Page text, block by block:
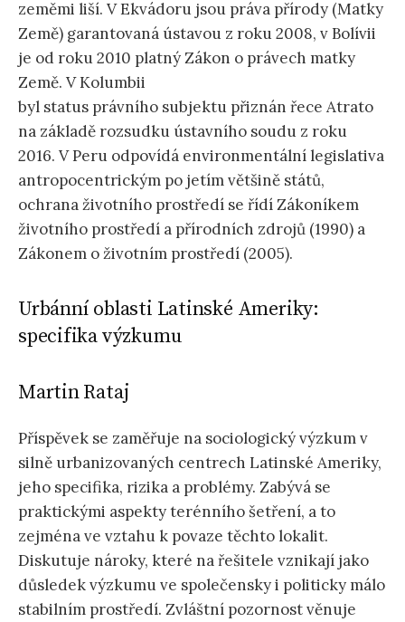
zeměmi liší. V Ekvádoru jsou práva přírody (Matky
Země) garantovaná ústavou z roku 2008, v Bolívii
je od roku 2010 platný Zákon o právech matky
Země. V Kolumbii
byl status právního subjektu přiznán řece Atrato
na základě rozsudku ústavního soudu z roku
2016. V Peru odpovídá environmentální legislativa
antropocentrickým po jetím většině států,
ochrana životního prostředí se řídí Zákoníkem
životního prostředí a přírodních zdrojů (1990) a
Zákonem o životním prostředí (2005).
Urbánní oblasti Latinské Ameriky:
specifika výzkumu
Martin Rataj
Příspěvek se zaměřuje na sociologický výzkum v
silně urbanizovaných centrech Latinské Ameriky,
jeho specifika, rizika a problémy. Zabývá se
praktickými aspekty terénního šetření, a to
zejména ve vztahu k povaze těchto lokalit.
Diskutuje nároky, které na řešitele vznikají jako
důsledek výzkumu ve společensky i politicky málo
stabilním prostředí. Zvláštní pozornost věnuje